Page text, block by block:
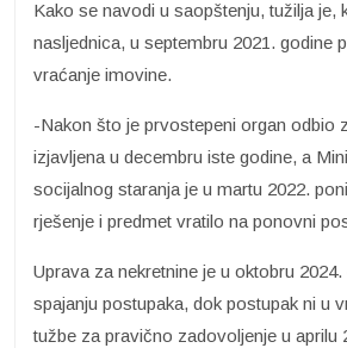
Kako se navodi u saopštenju, tužilja je,
nasljednica, u septembru 2021. godine
vraćanje imovine.
-Nakon što je prvostepeni organ odbio
izjavljena u decembru iste godine, a
socijalnog staranja je u martu 2022.
rješenje i predmet vratilo na ponovni
Uprava za nekretnine je u oktobru
spajanju postupaka, dok postupak ni u
tužbe za pravično zadovoljenje u aprilu